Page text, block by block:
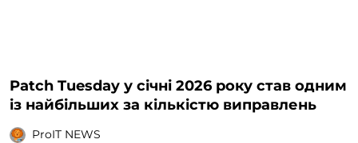
Patch Tuesday у січні 2026 року став одним
із найбільших за кількістю виправлень
ProIT NEWS